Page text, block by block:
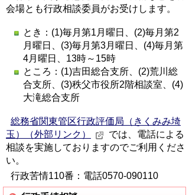
会場とも行政相談委員がお受けします。
とき：(1)毎月第1月曜日、(2)毎月第2
月曜日、(3)毎月第3月曜日、(4)毎月第
4月曜日、13時～15時
ところ：(1)吉田総合支所、(2)荒川総
合支所、(3)秩父市役所2階相談室、(4)
大滝総合支所
総務省関東管区行政評価局（きくみみ埼
玉）（外部リンク）
では、電話による
相談を実施しておりますのでご利用くださ
い。
行政苦情110番：電話0570-090110